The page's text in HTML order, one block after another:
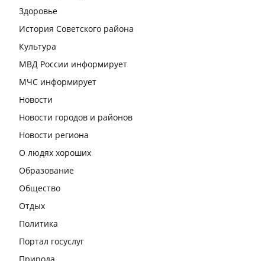
Здоровье
История Советского района
Культура
МВД России информирует
МЧС информирует
Новости
Новости городов и районов
Новости региона
О людях хороших
Образование
Общество
Отдых
Политика
Портал госуслуг